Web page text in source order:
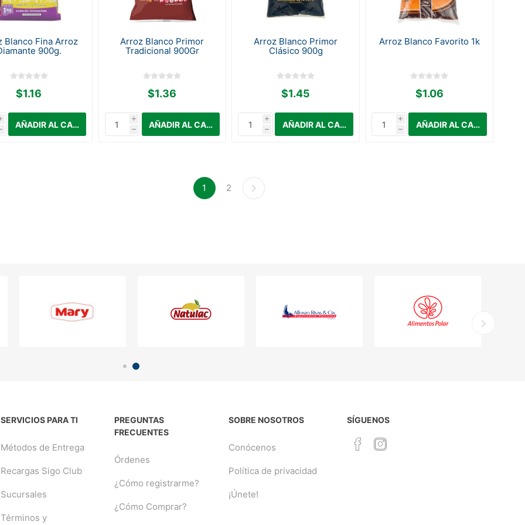
Blanco Fina Arroz
900g.
$1.16
Arroz Blanco Primor
Tradicional 900Gr
$1.36
i
h
Arroz Blanco Primor
Clásico 900g
$1.45
i
h
Arroz Blanco Favorito 1k
$1.06
i
h
1 2
SERVICIOS PARA TI
Métodos de Entrega
Recargas Sigo Club
Sucursales
Términos y
PREGUNTAS
FRECUENTES
Órdenes
¿Cómo registrarme?
¿Cómo Comprar?
SOBRE NOSOTROS
Conócenos
Política de privacidad
¡Únete!
SÍGUENOS